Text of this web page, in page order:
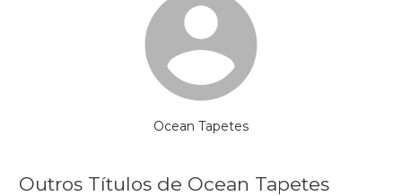
Ocean Tapetes
Outros Títulos de Ocean Tapetes